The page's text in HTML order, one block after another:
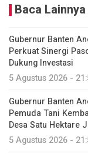
Baca Lainnya
Gubernur Banten
Perkuat Sinergi
Dukung Investasi
5 Agustus 2026 -
Gubernur Banten
Pemuda Tani
Desa Satu Hektare
5 Agustus 2026 -